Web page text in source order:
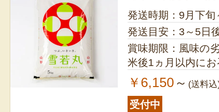
発送時期：9月下旬
発送目安：3～5日
賞味期限：風味の
米後1ヵ月以内に
￥6,150 ～ (送料
受付中